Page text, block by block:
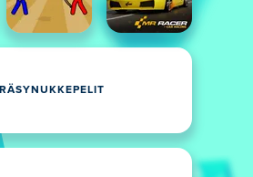
RÄSYNUKKEPELIT